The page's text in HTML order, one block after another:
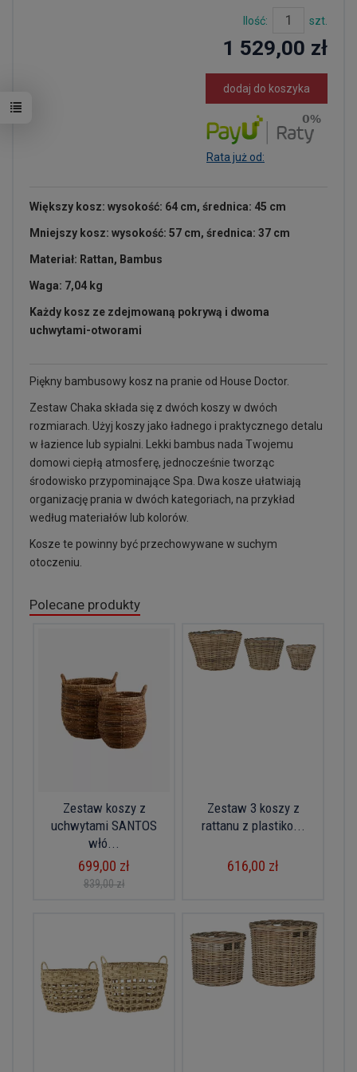
Ilość: szt.
1 529,00 zł
dodaj do koszyka
Rata już od:
Większy kosz: wysokość: 64 cm, średnica: 45 cm
Mniejszy kosz: wysokość: 57 cm, średnica: 37 cm
Materiał: Rattan, Bambus
Waga: 7,04 kg
Każdy kosz ze zdejmowaną pokrywą i dwoma
uchwytami-otworami
Piękny bambusowy kosz na pranie od House Doctor.
Zestaw Chaka składa się z dwóch koszy w dwóch
rozmiarach. Użyj koszy jako ładnego i praktycznego detalu
w łazience lub sypialni. Lekki bambus nada Twojemu
domowi ciepłą atmosferę, jednocześnie tworząc
środowisko przypominające Spa. Dwa kosze ułatwiają
organizację prania w dwóch kategoriach, na przykład
według materiałów lub kolorów.
Kosze te powinny być przechowywane w suchym
otoczeniu.
Polecane produkty
Zestaw koszy z
uchwytami SANTOS
włó...
699,00 zł
839,00 zł
Zestaw 3 koszy z
rattanu z plastiko...
616,00 zł